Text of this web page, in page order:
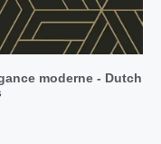
moderne - Dutch